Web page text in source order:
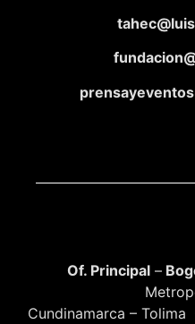
Of. Principal –
Cundinamarca –